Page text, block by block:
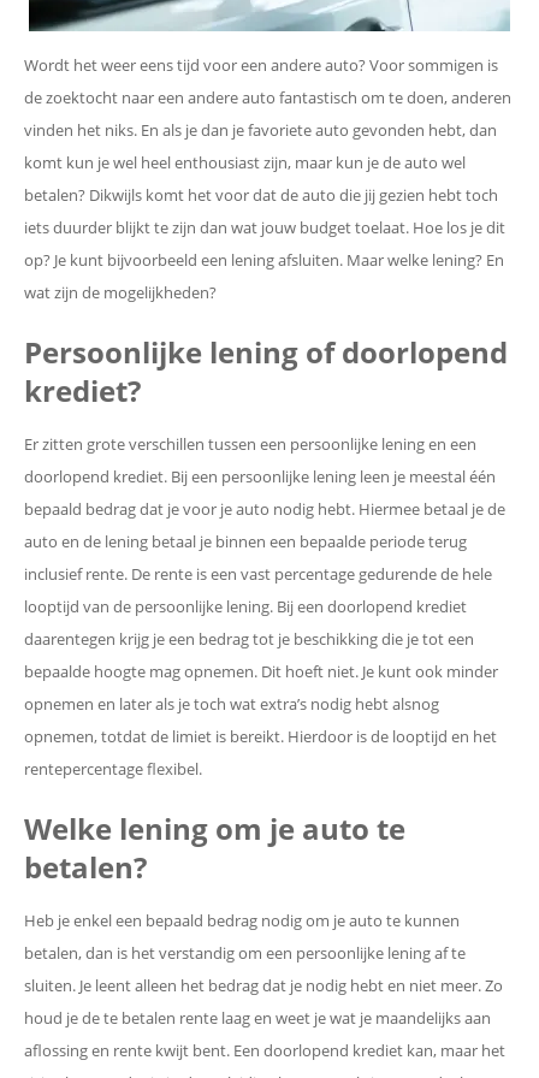
Wordt het weer eens tijd voor een andere auto? Voor sommigen is
de zoektocht naar een andere auto fantastisch om te doen, anderen
vinden het niks. En als je dan je favoriete auto gevonden hebt, dan
komt kun je wel heel enthousiast zijn, maar kun je de auto wel
betalen? Dikwijls komt het voor dat de auto die jij gezien hebt toch
iets duurder blijkt te zijn dan wat jouw budget toelaat. Hoe los je dit
op? Je kunt bijvoorbeeld een lening afsluiten. Maar welke lening? En
wat zijn de mogelijkheden?
Persoonlijke lening of doorlopend
krediet?
Er zitten grote verschillen tussen een persoonlijke lening en een
doorlopend krediet. Bij een persoonlijke lening leen je meestal één
bepaald bedrag dat je voor je auto nodig hebt. Hiermee betaal je de
auto en de lening betaal je binnen een bepaalde periode terug
inclusief rente. De rente is een vast percentage gedurende de hele
looptijd van de persoonlijke lening. Bij een doorlopend krediet
daarentegen krijg je een bedrag tot je beschikking die je tot een
bepaalde hoogte mag opnemen. Dit hoeft niet. Je kunt ook minder
opnemen en later als je toch wat extra’s nodig hebt alsnog
opnemen, totdat de limiet is bereikt. Hierdoor is de looptijd en het
rentepercentage flexibel.
Welke lening om je auto te
betalen?
Heb je enkel een bepaald bedrag nodig om je auto te kunnen
betalen, dan is het verstandig om een persoonlijke lening af te
sluiten. Je leent alleen het bedrag dat je nodig hebt en niet meer. Zo
houd je de te betalen rente laag en weet je wat je maandelijks aan
aflossing en rente kwijt bent. Een doorlopend krediet kan, maar het